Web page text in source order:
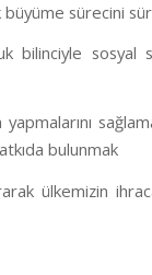
sürecini
bilinciyle sosyal
bulunmak
ülkemizin